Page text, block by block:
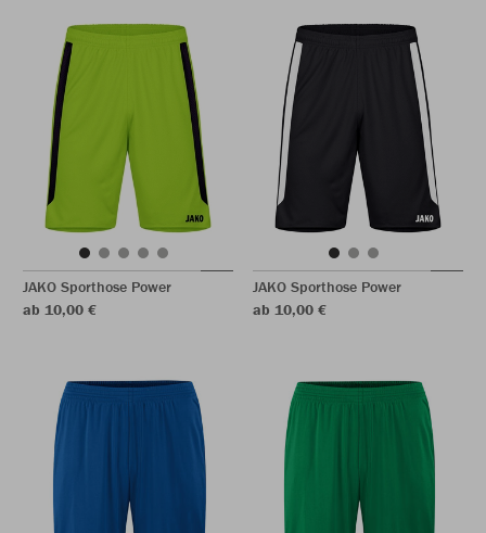
JAKO Sporthose Power
ab 10,00 €
JAKO Sporthose Power
ab 10,00 €